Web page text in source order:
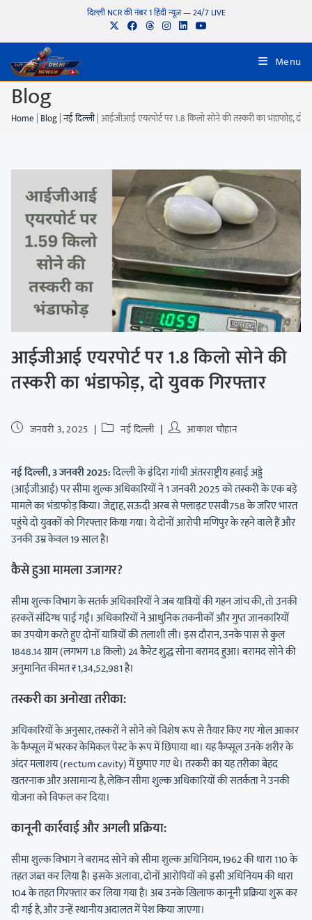
दिल्ली NCR की नंबर 1 हिंदी न्यूज़ — 24/7 LIVE
Menu
Blog
Home | Blog|नई दिल्ली|आईजीआई एयरपोर्ट पर 1.8 किलो सोने की तस्करी का भंडाफोड़, दो
आईजीआई एयरपोर्ट पर 1.8 किलो सोने की
तस्करी का भंडाफोड़, दो युवक गिरफ्तार
जनवरी 3, 2025 नई दिल्ली आकाश चौहान
नई दिल्ली, 3 जनवरी 2025:दिल्ली के इंदिरा गांधी अंतरराष्ट्रीय हवाई अड्डे
(आईजीआई) पर सीमा शुल्क अधिकारियों ने 1 जनवरी 2025 को तस्करी के एक बड़े
मामले का भंडाफोड़ किया। जेद्दाह, सऊदी अरब से फ्लाइट एसवी758 के जरिए भारत
पहुंचे दो युवकों को गिरफ्तार किया गया। ये दोनों आरोपी मणिपुर के रहने वाले हैं और
उनकी उम्र केवल 19 साल है।
कैसे हुआ मामला उजागर?
सीमा शुल्क विभाग के सतर्क अधिकारियों ने जब यात्रियों की गहन जांच की, तो उनकी
हरकतें संदिग्ध पाई गईं। अधिकारियों ने आधुनिक तकनीकों और गुप्त जानकारियों
का उपयोग करते हुए दोनों यात्रियों की तलाशी ली। इस दौरान, उनके पास से कुल
1848.14 ग्राम (लगभग 1.8 किलो) 24 कैरेट शुद्ध सोना बरामद हुआ। बरामद सोने की
अनुमानित कीमत ₹1,34,52,981 है।
तस्करी का अनोखा तरीका:
अधिकारियों के अनुसार, तस्करों ने सोने को विशेष रूप से तैयार किए गए गोल आकार
के कैप्सूल में भरकर केमिकल पेस्ट के रूप में छिपाया था। यह कैप्सूल उनके शरीर के
अंदर मलाशय (rectum cavity) में छुपाए गए थे। तस्करी का यह तरीका बेहद
खतरनाक और असामान्य है, लेकिन सीमा शुल्क अधिकारियों की सतर्कता ने उनकी
योजना को विफल कर दिया।
कानूनी कार्रवाई और अगली प्रक्रिया:
सीमा शुल्क विभाग ने बरामद सोने को सीमा शुल्क अधिनियम, 1962 की धारा 110 के
तहत जब्त कर लिया है। इसके अलावा, दोनों आरोपियों को इसी अधिनियम की धारा
104 के तहत गिरफ्तार कर लिया गया है। अब उनके खिलाफ कानूनी प्रक्रिया शुरू कर
दी गई है, और उन्हें स्थानीय अदालत में पेश किया जाएगा।